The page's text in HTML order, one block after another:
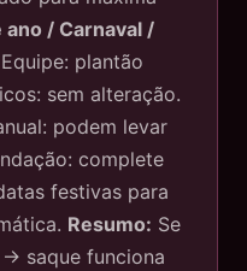
ano / Carnaval /
plantão
sem alteração.
podem levar
complete
festivas para
Resumo: Se
saque funciona